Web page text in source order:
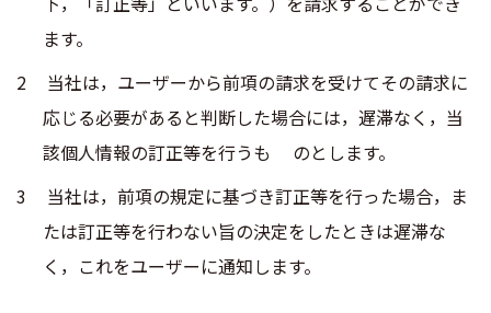
ます。
当社は，ユーザーから前項の請求を受けてその請求に
応じる必要があると判断した場合には，遅滞なく，当
該個人情報の訂正等を行うも のとします。
当社は，前項の規定に基づき訂正等を行った場合，ま
たは訂正等を行わない旨の決定をしたときは遅滞な
く，これをユーザーに通知します。